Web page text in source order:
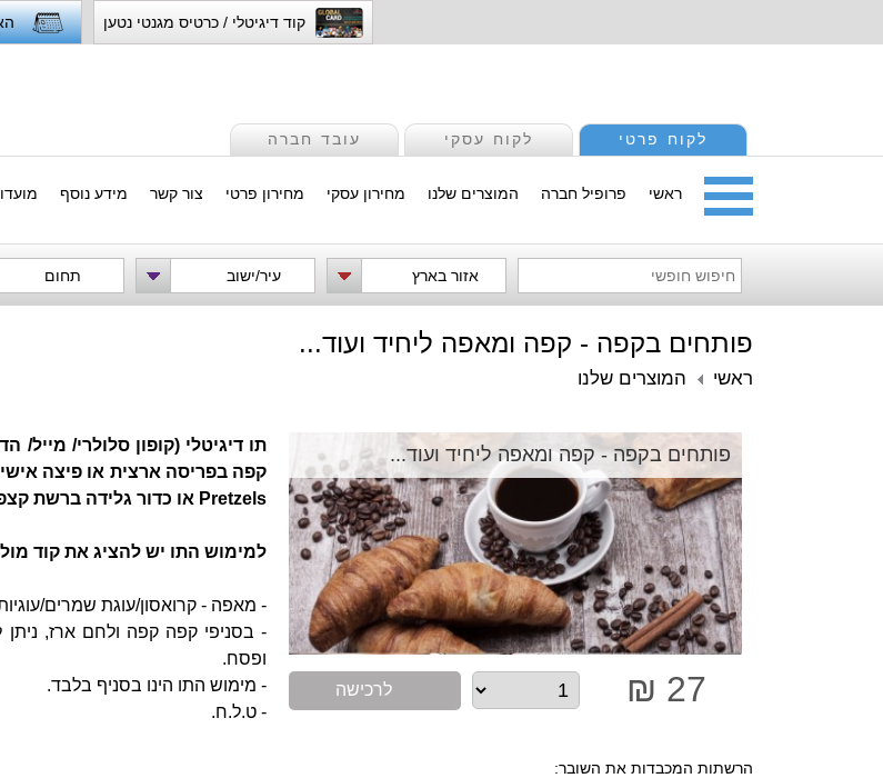
קוד דיגיטלי / כרטיס מגנטי נטען
לקוח פרטי לקוח עסקי עובד חברה
ראשי פרופיל חברה המוצרים שלנו מחירון עסקי מחירון פרטי צור קשר מידע נוסף
אזור בארץ עיר/ישוב תחום
פותחים בקפה - קפה ומאפה ליחיד ועוד...
ראשי המוצרים שלנו
פותחים בקפה - קפה ומאפה ליחיד ועוד...
27 ₪ לרכישה
תו דיגיטלי (קופון סלולרי/
Pretzels או כדור גלידה ברשת קצפת.
למימוש התו יש להציג את קוד
- מאפה - קרואסון/עוגת שמרים/
ופסח.
- מימוש התו הינו בסניף בלבד.
- ט.ל.ח.
הרשתות המכבדות את השובר: